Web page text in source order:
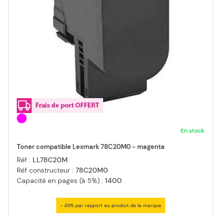
En stock
Toner compatible Lexmark 78C20M0 - magenta
Réf : LL78C20M
Réf constructeur : 78C20M0
Capacité en pages (à 5%) : 1400
- 49% par rapport au produit de la marque